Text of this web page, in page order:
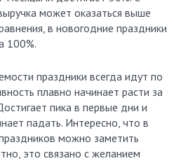
может оказаться выше
в новогодние праздники
100%.
праздники всегда идут по
плавно начинает расти за
пика в первые дни и
падать. Интересно, что в
можно заметить
это связано с желанием